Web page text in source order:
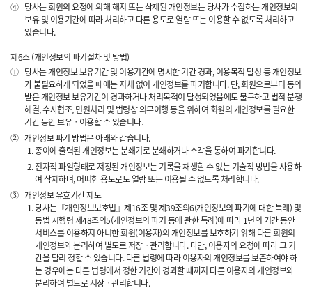
④ 당사는 회원의 요청에 의해 해지 또는 삭제된 개인정보는 당사가 수집하는 개인정보의
보유 및 이용기간에 따라 처리하고 다른 용도로 열람 또는 이용할 수 없도록 처리하고
있습니다.
제6조 (개인정보의 파기절차 및 방법)
① 당사는 개인정보 보유기간 및 이용기간에 명시한 기간 경과, 이용목적 달성 등 개인정보
가 불필요하게 되었을 때에는 지체 없이 개인정보를 파기합니다. 단, 회원으로부터 동의
받은 개인정보 보유기간이 경과하거나 처리목적이 달성되었음에도 불구하고 법적 분쟁
해결, 수사협조, 민원처리 및 법령상 의무이행 등을 위하여 회원의 개인정보를 필요한
기간 동안 보유ㆍ이용할 수 있습니다.
② 개인정보 파기 방법은 아래와 같습니다.
종이에 출력된 개인정보는 분쇄기로 분쇄하거나 소각을 통하여 파기합니다.
전자적 파일형태로 저장된 개인정보는 기록을 재생할 수 없는 기술적 방법을 사용하
여 삭제하며, 어떠한 용도로도 열람 또는 이용될 수 없도록 처리합니다.
③ 개인정보 유효기간 제도
당사는『개인정보보호법』제16조 및 제39조의6(개인정보의 파기에 대한 특례) 및
동법 시행령 제48조의5(개인정보의 파기 등에 관한 특례)에 따라 1년의 기간 동안
서비스를 이용하지 아니한 회원(이용자)의 개인정보를 보호하기 위해 다른 회원의
개인정보와 분리하여 별도로 저장ㆍ관리합니다. 다만, 이용자의 요청에 따라 그 기
간을 달리 정할 수 있습니다. 다른 법령에 따라 이용자의 개인정보를 보존하여야 하
는 경우에는 다른 법령에서 정한 기간이 경과할 때까지 다른 이용자의 개인정보와
분리하여 별도로 저장ㆍ관리합니다.